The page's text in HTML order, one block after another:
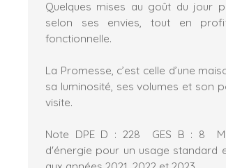
Quelques mises au goût du jour
selon ses envies, tout en
fonctionnelle.
La Promesse, c’est celle d’une
sa luminosité, ses volumes et son
visite.
Note DPE D : 228 GES B : 8
d'énergie pour un usage standard